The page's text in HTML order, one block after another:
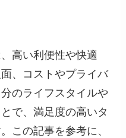
高い利便性や快適
、コストやプライバ
のライフスタイルや
で、満足度の高いタ
この記事を参考に、